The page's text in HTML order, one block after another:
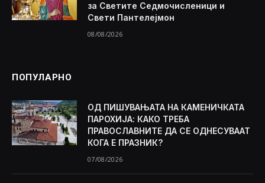
за Светите Седмочисленици и
Свети Пантелејмон
08/08/2026
ПОПУЛАРНО
ОД ПИШУВАЊАТА НА КАМЕНИЧКАТА
ПАРОХИЈА: КАКО ТРЕБА
ПРАВОСЛАВНИТЕ ДА СЕ ОДНЕСУВААТ
КОГА Е ПРАЗНИК?
07/08/2026